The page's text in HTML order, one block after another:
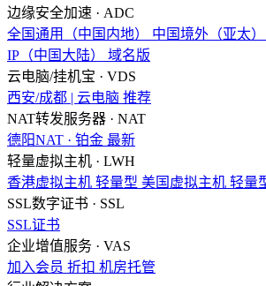
边缘安全加速 · ADC
全国通用（中国内地）
中国境外（亚太）
IP（中国大陆）
域名版
云电脑/挂机宝 · VDS
西安/成都 | 云电脑 推荐
NAT转发服务器 · NAT
德阳NAT · 铂金 最新
轻量虚拟主机 · LWH
香港虚拟主机 轻量型 美国虚拟主机 轻量
SSL数字证书 · SSL
SSL证书
企业增值服务 · VAS
加入会员 折扣 机房托管